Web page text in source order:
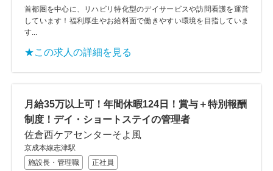
首都圏を中心に、リハビリ特化型のデイサービスや訪問看護を運営
しています！福利厚生やお給料面で働きやすい環境を目指していま
す...
★この求人の詳細を見る
月給35万以上可！年間休暇124日！賞与＋特別報酬
制度！デイ・ショートステイの管理者
佐倉西ケアセンターそよ風
京成本線志津駅
施設長・管理職
正社員